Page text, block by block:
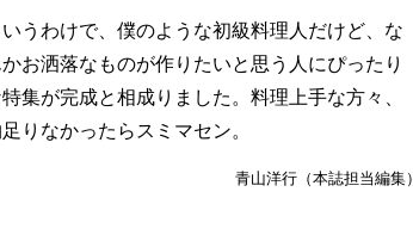
いうわけで、僕のような初級料理人だけど、な
かお洒落なものが作りたいと思う人にぴったり
集が完成と相成りました。料理上手な方々、
りなかったらスミマセン。
青山洋行（本誌担当編集）